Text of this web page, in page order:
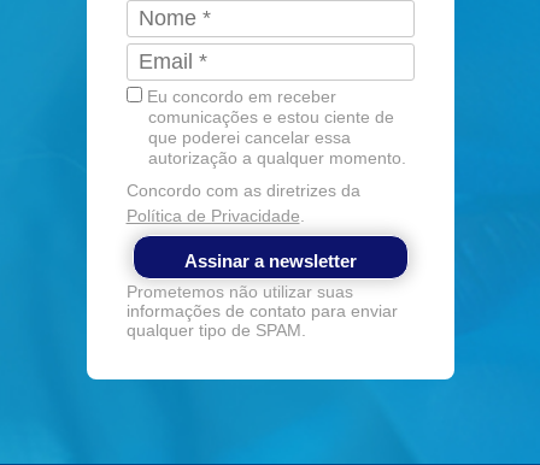
Eu concordo em receber
comunicações e estou ciente de
que poderei cancelar essa
autorização a qualquer momento.
Concordo com as diretrizes da
Política de Privacidade
Assinar a newsletter
Prometemos não utilizar suas
informações de contato para enviar
qualquer tipo de SPAM.